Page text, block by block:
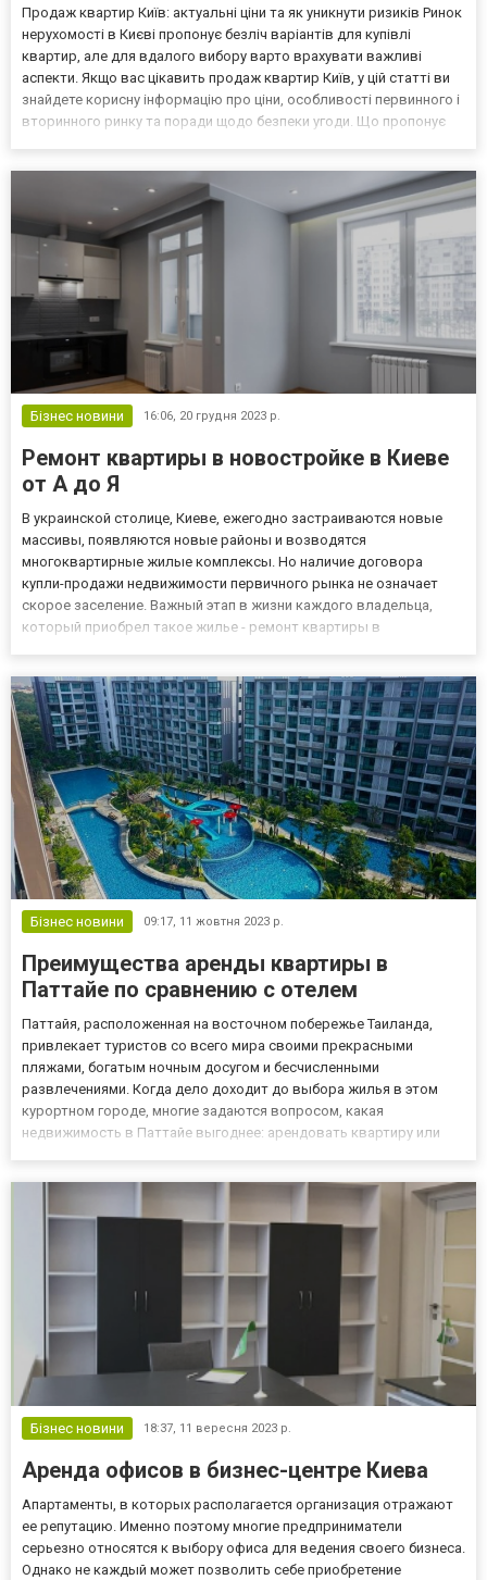
Продаж квартир Київ: актуальні ціни та як уникнути ризиків Ринок
нерухомості в Києві пропонує безліч варіантів для купівлі
квартир, але для вдалого вибору варто врахувати важливі
аспекти. Якщо вас цікавить продаж квартир Київ, у цій статті ви
знайдете корисну інформацію про ціни, особливості первинного і
вторинного ринку та поради щодо безпеки угоди. Що пропонує
Бізнес новини 16:06, 20 грудня 2023 р.
Ремонт квартиры в новостройке в Киеве
от А до Я
В украинской столице, Киеве, ежегодно застраиваются новые
массивы, появляются новые районы и возводятся
многоквартирные жилые комплексы. Но наличие договора
купли-продажи недвижимости первичного рынка не означает
скорое заселение. Важный этап в жизни каждого владельца,
который приобрел такое жилье - ремонт квартиры в
жил. В этой статье мы обсудим:...
Бізнес новини 09:17, 11 жовтня 2023 р.
Преимущества аренды квартиры в
Паттайе по сравнению с отелем
Паттайя, расположенная на восточном побережье Таиланда,
привлекает туристов со всего мира своими прекрасными
пляжами, богатым ночным досугом и бесчисленными
развлечениями. Когда дело доходит до выбора жилья в этом
курортном городе, многие задаются вопросом, какая
недвижимость в Паттайе выгоднее: арендовать квартиру или
несколько весомых преимуществ:...
Бізнес новини 18:37, 11 вересня 2023 р.
Аренда офисов в бизнес-центре Киева
Апартаменты, в которых располагается организация отражают
ее репутацию. Именно поэтому многие предприниматели
серьезно относятся к выбору офиса для ведения своего бизнеса.
Однако не каждый может позволить себе приобретение